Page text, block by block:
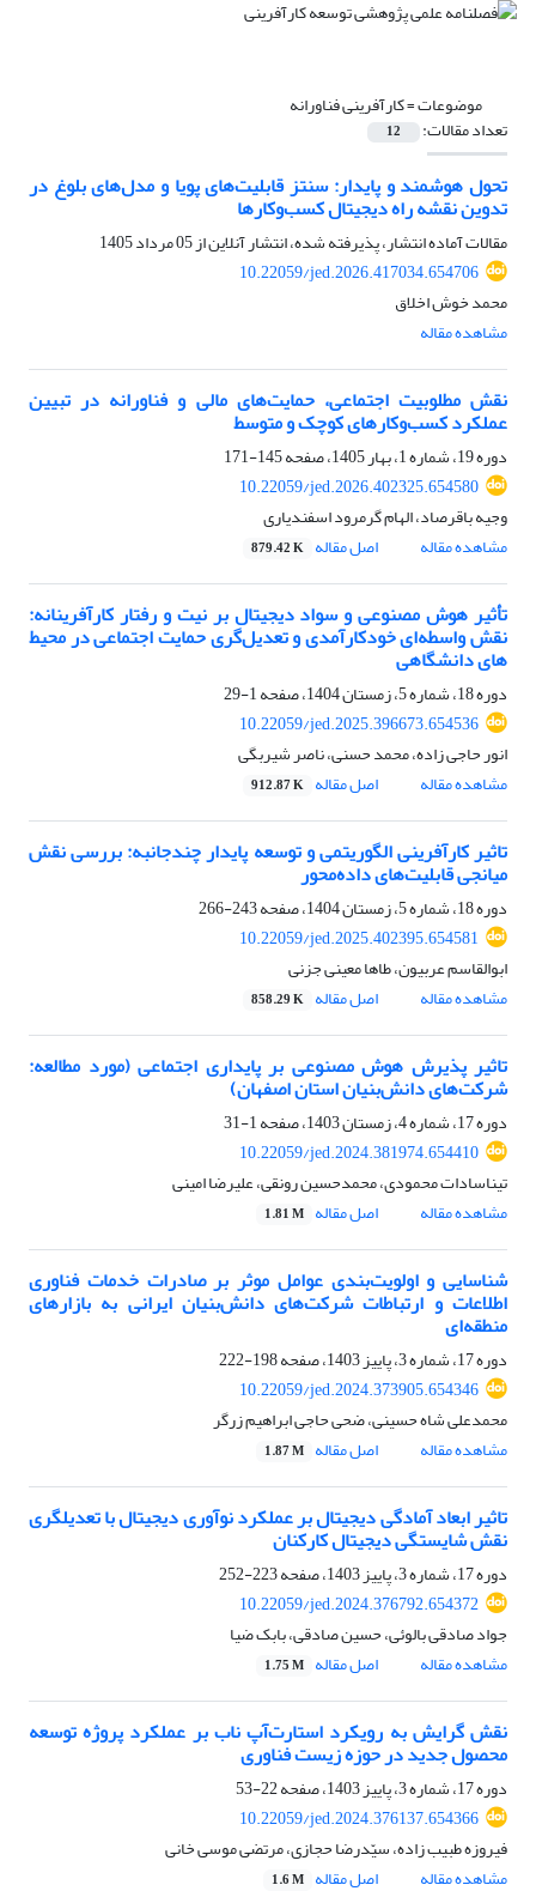
موضوعات =کارآفرینی فناورانه
تعداد مقالات: 12
تحول هوشمند و پایدار: سنتز قابلیت‌های پویا و مدل‌های بلوغ در
تدوین نقشه راه دیجیتال کسب‌وکارها
مقالات آماده انتشار، پذیرفته شده، انتشار آنلاین از05 مرداد 1405
10.22059/jed.2026.417034.654706
محمد خوش اخلاق
مشاهده مقاله
نقش مطلوبیت اجتماعی، حمایت‌های مالی و فناورانه در تبیین
عملکرد کسب‌وکارهای کوچک و متوسط
دوره 19، شماره 1، بهار 1405، صفحه
145-171
10.22059/jed.2026.402325.654580
وجیه باقرصاد، الهام گرمرود اسفندیاری
مشاهده مقاله
اصل مقاله 879.42 K
تأثیر هوش مصنوعی و سواد دیجیتال بر نیت و رفتار کارآفرینانه:
نقش واسطه‌ای خودکارآمدی و تعدیل‌گری حمایت اجتماعی در محیط
های دانشگاهی
دوره 18، شماره 5، زمستان 1404، صفحه
1-29
10.22059/jed.2025.396673.654536
انور حاجی زاده، محمد حسنی، ناصر شیربگی
مشاهده مقاله
اصل مقاله 912.87 K
تاثیر کارآفرینی الگوریتمی و توسعه پایدار چندجانبه: بررسی نقش
میانجی قابلیت‌های داده‌محور
دوره 18، شماره 5، زمستان 1404، صفحه
243-266
10.22059/jed.2025.402395.654581
ابوالقاسم عربیون، طاها معینی جزنی
مشاهده مقاله
اصل مقاله 858.29 K
تاثیر پذیرش هوش مصنوعی بر پایداری اجتماعی (مورد‌ مطالعه:
شرکت‌های دانش‌بنیان استان اصفهان)
دوره 17، شماره 4، زمستان 1403، صفحه
1-31
10.22059/jed.2024.381974.654410
تیناسادات محمودی، محمدحسین رونقی، علیرضا امینی
مشاهده مقاله
اصل مقاله 1.81 M
شناسایی و اولویت‌بندی عوامل موثر بر صادرات خدمات فناوری
اطلاعات و ارتباطات شرکت‌های دانش‌بنیان ایرانی به بازارهای
منطقه‌ای
دوره 17، شماره 3، پاییز 1403، صفحه
198-222
10.22059/jed.2024.373905.654346
محمدعلی شاه حسینی، ضحی حاجی ابراهیم زرگر
مشاهده مقاله
اصل مقاله 1.87 M
تاثیر ابعاد آمادگی دیجیتال بر عملکرد نوآوری دیجیتال با تعدیلگری
نقش شایستگی دیجیتال کارکنان
دوره 17، شماره 3، پاییز 1403، صفحه
223-252
10.22059/jed.2024.376792.654372
جواد صادقی بالوئی، حسین صادقی، بابک ضیا
مشاهده مقاله
اصل مقاله 1.75 M
نقش گرایش به رویکرد استارت‌آپ ناب بر عملکرد پروژه توسعه
محصول جدید در حوزه زیست فناوری
دوره 17، شماره 3، پاییز 1403، صفحه
22-53
10.22059/jed.2024.376137.654366
فیروزه طبیب زاده، سیّدرضا حجازی، مرتضی موسی خانی
مشاهده مقاله
اصل مقاله 1.6 M